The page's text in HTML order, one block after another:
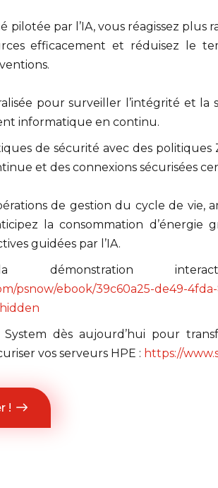
pilotée par l’IA, vous réagissez plus
efficacement et réduisez le
pour surveiller l’intégrité et la
informatique en continu.
de sécurité avec des politiques
et des connexions sécurisées
de gestion du cycle de vie,
la consommation d’énergie
guidées par l’IA.
démonstration
psnow/ebook/39c60a25-de49-
System dès aujourd’hui pour
vos serveurs HPE : https://
!